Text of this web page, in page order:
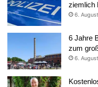
ziemlich
6.
6 Jahre
zum
6.